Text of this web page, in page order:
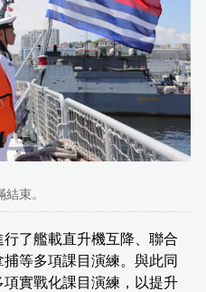
束。
了艦載直升機互降、聯合
等多項課目演練。與此同
實戰化課目演練，以提升